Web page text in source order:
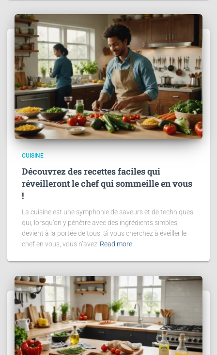
CUISINE
Découvrez des recettes faciles qui
réveilleront le chef qui sommeille en vous
!
La cuisine est une symphonie de saveurs et de techniques
qui, lorsqu’on y pénètre avec des ingrédients simples,
devient à la portée de tous. Si vous cherchez à éveiller le
chef en vous, vous n’avez Read more